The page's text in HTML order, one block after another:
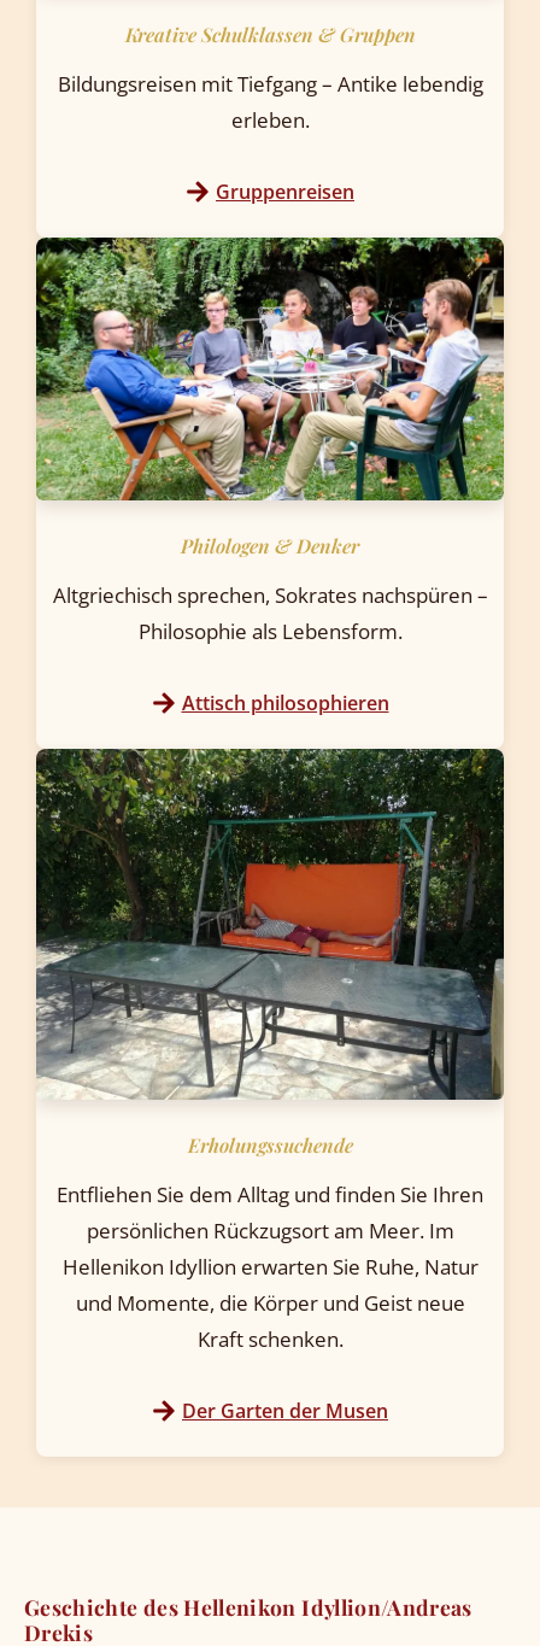
Kreative Schulklassen & Gruppen
Bildungsreisen mit Tiefgang – Antike lebendig
erleben.
Gruppenreisen
Philologen & Denker
Altgriechisch sprechen, Sokrates nachspüren –
Philosophie als Lebensform.
Attisch philosophieren
Erholungssuchende
Entfliehen Sie dem Alltag und finden Sie Ihren
persönlichen Rückzugsort am Meer. Im
Hellenikon Idyllion erwarten Sie Ruhe, Natur
und Momente, die Körper und Geist neue
Kraft schenken.
Der Garten der Musen
Geschichte des Hellenikon Idyllion/Andreas
Drekis